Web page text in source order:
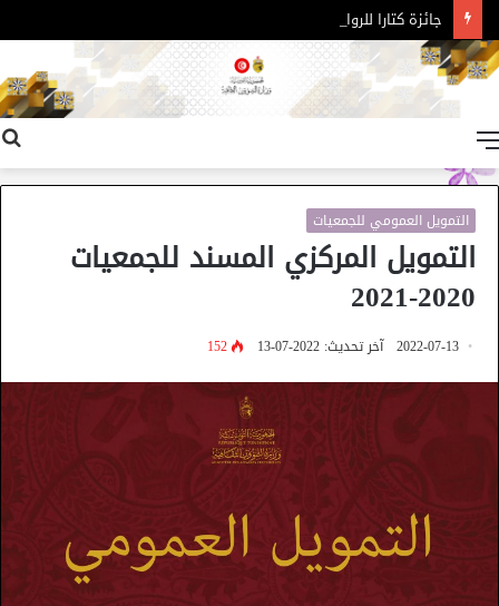
جائزة كتارا للرواية العربية – الدورة 11
التمويل العمومي للجمعيات
التمويل المركزي المسند للجمعيات
2020-2021
2022-07-13 آخر تحديث: 2022-07-13 152